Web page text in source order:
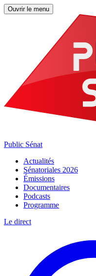
Ouvrir le menu
Public Sénat
Actualités
Sénatoriales 2026
Émissions
Documentaires
Podcasts
Programme
Le direct